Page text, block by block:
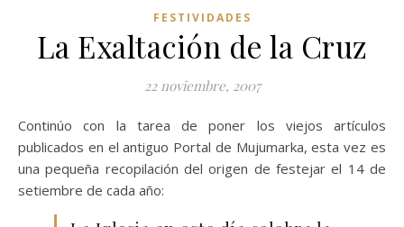
FESTIVIDADES
La Exaltación de la Cruz
22 noviembre, 2007
Continúo con la tarea de poner los viejos artículos
publicados en el antiguo Portal de Mujumarka, esta vez es
una pequeña recopilación del origen de festejar el 14 de
setiembre de cada año: